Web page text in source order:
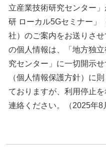
立産業技術研究センター
研 ローカル5Gセミナー」
社）のご案内をお送りさ
の個人情報は、「地方独
究センター」に一切開示
（個人情報保護方針）に
ておりますが、利用停止
連絡ください。（2025年8